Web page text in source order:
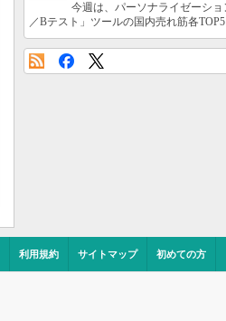
今週は、パーソナライゼーシ
／Bテスト」ツールの国内売れ筋各
利用規約 サイトマップ 初めての方